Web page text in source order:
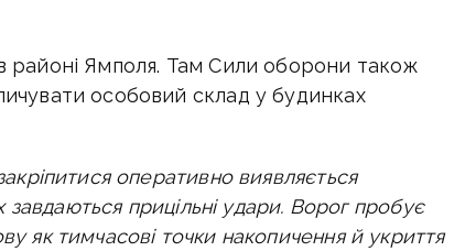
Ямполя. Там Сили оборони також
особовий склад у будинках
оперативно виявляється
завдаються прицільні удари. Ворог пробує
як тимчасові точки накопичення й укриття